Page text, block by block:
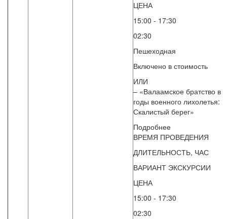
ЦЕНА
15:00 - 17:30
02:30
Пешеходная
Включено в стоимость
ИЛИ
– «Валаамское братство в
годы военного лихолетья:
Скалистый берег»
Подробнее
ВРЕМЯ ПРОВЕДЕНИЯ
ДЛИТЕЛЬНОСТЬ, ЧАС
ВАРИАНТ ЭКСКУРСИИ
ЦЕНА
15:00 - 17:30
02:30